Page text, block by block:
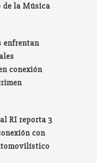
de la Música
enfrentan
conexión
RI reporta 3
con